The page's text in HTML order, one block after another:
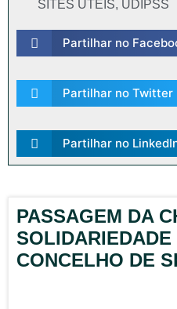
SITES ÚTEIS, UDIPSS
Partilhar no
Partilhar no Twitter
Partilhar no
PASSAGEM DA
SOLIDARIEDADE
CONCELHO DE